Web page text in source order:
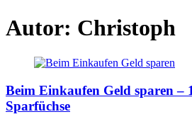
Autor: Christoph
Beim Einkaufen Geld sparen –
Sparfüchse